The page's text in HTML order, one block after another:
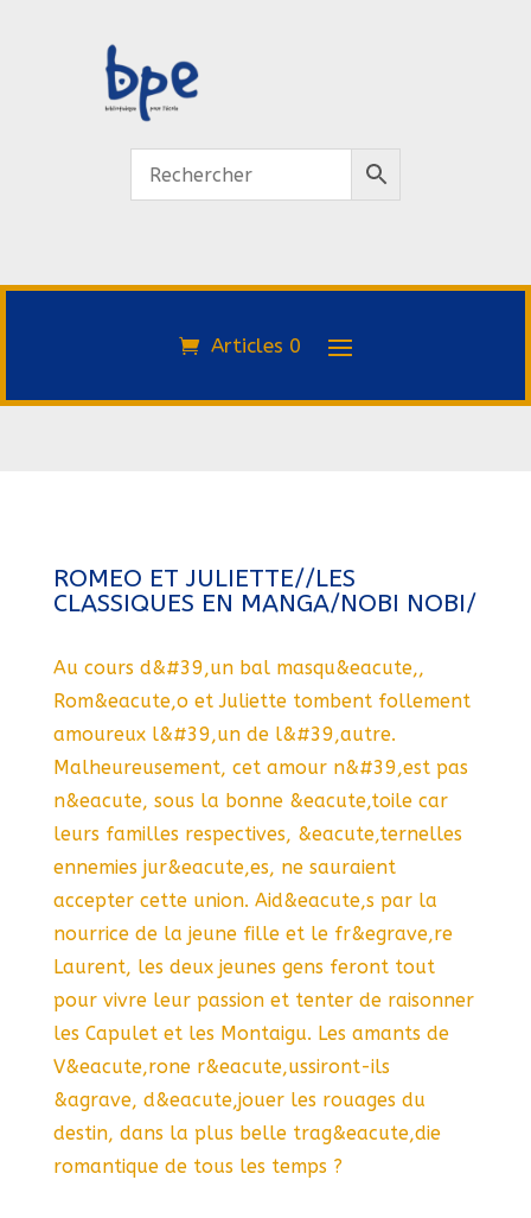
Articles 0
ROMEO ET JULIETTE//LES
CLASSIQUES EN MANGA/NOBI NOBI/
Au cours d&#39,un bal masqu&eacute,,
Rom&eacute,o et Juliette tombent follement
amoureux l&#39,un de l&#39,autre.
Malheureusement, cet amour n&#39,est pas
n&eacute, sous la bonne &eacute,toile car
leurs familles respectives, &eacute,ternelles
ennemies jur&eacute,es, ne sauraient
accepter cette union. Aid&eacute,s par la
nourrice de la jeune fille et le fr&egrave,re
Laurent, les deux jeunes gens feront tout
pour vivre leur passion et tenter de raisonner
les Capulet et les Montaigu. Les amants de
V&eacute,rone r&eacute,ussiront-ils
&agrave, d&eacute,jouer les rouages du
destin, dans la plus belle trag&eacute,die
romantique de tous les temps ?